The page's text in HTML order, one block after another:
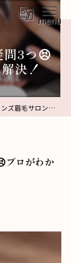
問3つ😣
決！
毛サロンの疑問3つ😣プロがわかりやすく解決！
プロがわか